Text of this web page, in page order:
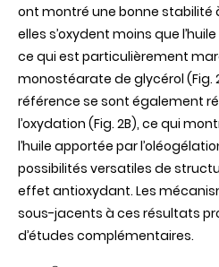
ont montré une bonne stabilité
elles s’oxydent moins que
ce qui est particulièrement
monostéarate de glycérol (Fig.
référence se sont également
l’oxydation (Fig. 2B), ce qui
l’huile apportée par
possibilités versatiles de
effet antioxydant. Les
sous-jacents à ces résultats
d’études complémentaires.